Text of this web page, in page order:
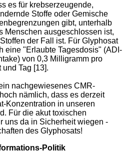
es für krebserzeugende,
Stoffe oder Gemische
gibt, unterhalb
Menschen ausgeschlossen ist,
der Fall ist. Für Glyphosat
eine "Erlaubte Tagesdosis" (ADI-
von 0,3 Milligramm pro
Tag [13].
nachgewiesenes CMR-
nämlich, dass es derzeit
Konzentration in unseren
Für die akut toxischen
uns da in Sicherheit wiegen -
des Glyphosats!
Politik